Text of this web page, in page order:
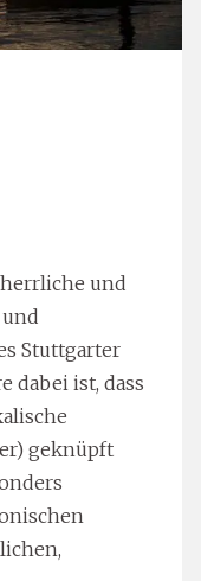
und
Stuttgarter
dabei ist, dass
geknüpft